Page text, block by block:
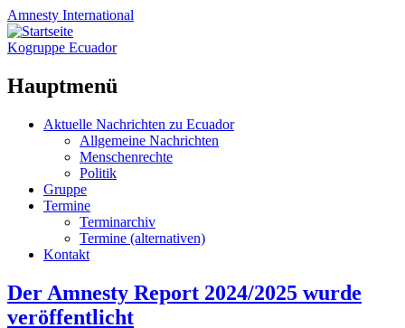
Amnesty International
Kogruppe Ecuador
Hauptmenü
Zum
Aktuelle Nachrichten zu Ecuador
Allgemeine Nachrichten
Menschenrechte
Politik
Gruppe
Termine
Terminarchiv
Termine (alternativen)
Kontakt
Der Amnesty Report 2024/2025 wurde
veröffentlicht